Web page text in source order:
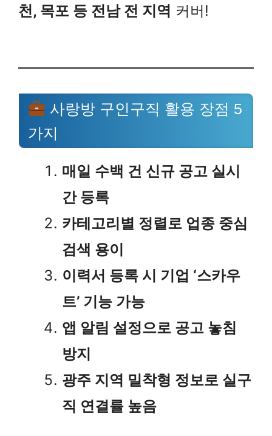
천, 목포 등 전남 전 지역 커버!
사랑방 구인구직 활용 장점 5
가지
매일 수백 건 신규 공고 실시
간 등록
카테고리별 정렬로 업종 중심
검색 용이
이력서 등록 시 기업 ‘스카우
트’ 기능 가능
앱 알림 설정으로 공고 놓침
방지
광주 지역 밀착형 정보로 실구
직 연결률 높음